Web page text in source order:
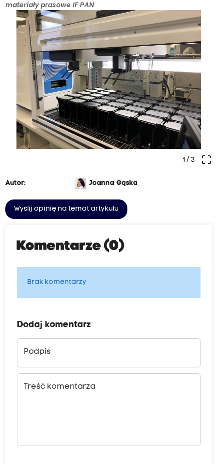
materiały prasowe IF PAN
crop_free
1 / 3
Autor: Joanna Gąska
Wyślij opinię na temat artykułu
Komentarze (0)
Brak komentarzy
Dodaj komentarz
Podpis
Treść komentarza